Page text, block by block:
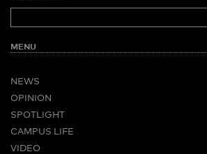
MENU
NEWS
OPINION
SPOTLIGHT
CAMPUS LIFE
VIDEO